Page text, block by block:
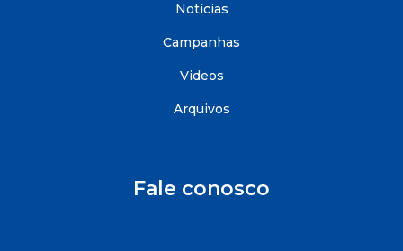
Notícias
Campanhas
Videos
Arquivos
Fale conosco